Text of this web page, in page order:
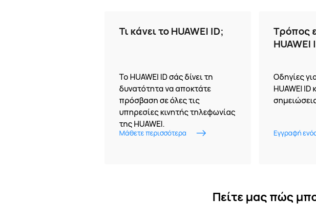
Τι κάνει το HUAWEI ID;
Το HUAWEI ID σάς δίνει τη
δυνατότητα να αποκτάτε
πρόσβαση σε όλες τις
υπηρεσίες κινητής τηλεφωνίας
της HUAWEI.
Μάθετε περισσότερα
Τρόπος
HUAWEI
Οδηγίες
HUAWEI ID
Εγγραφή
Πείτε μας πώς